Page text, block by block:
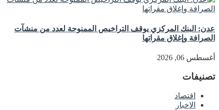
عدن: البنك المركزي يوقف التراخيص الممنوحة لعدد من منشآت
الصرافة وإغلاق مقراتها
أغسطس 06, 2026
تصنيفات
اقتصاد
الاخبار